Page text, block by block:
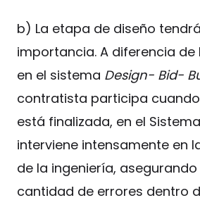
b) La etapa de diseño
importancia. A diferencia de
en el sistema Design- Bid-
contratista participa
está finalizada, en el
interviene intensamente en
de la ingeniería,
cantidad de errores dentro